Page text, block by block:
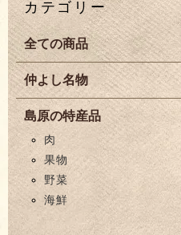
カテゴリー
全ての商品
仲よし名物
島原の特産品
肉
果物
野菜
海鮮